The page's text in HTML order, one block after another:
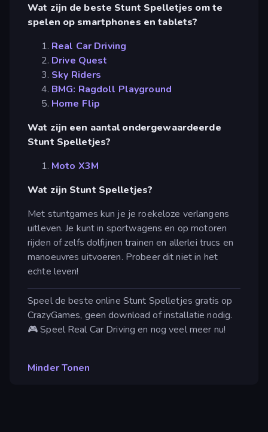
Wat zijn de beste Stunt Spelletjes om te
spelen op smartphones en tablets?
Real Car Driving
Drive Quest
Sky Riders
BMG: Ragdoll Playground
Home Flip
Wat zijn een aantal ondergewaardeerde
Stunt Spelletjes?
Moto X3M
Wat zijn Stunt Spelletjes?
Met stuntgames kun je je roekeloze verlangens
uitleven. Je kunt in sportwagens en op motoren
rijden of zelfs dolfijnen trainen en allerlei trucs en
manoeuvres uitvoeren. Probeer dit niet in het
echte leven!
Speel de beste online Stunt Spelletjes gratis op
CrazyGames, geen download of installatie nodig.
🎮 Speel Real Car Driving en nog veel meer nu!
Minder Tonen